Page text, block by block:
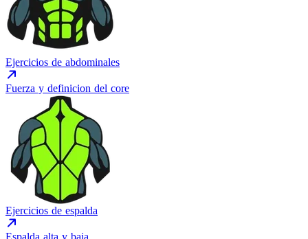
Ejercicios de abdominales
Fuerza y definicion del core
Ejercicios de espalda
Espalda alta y baja